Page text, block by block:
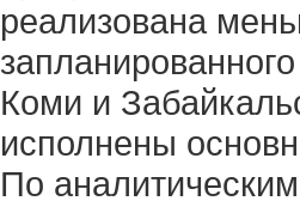
реализована
Коми и
исполнены
По